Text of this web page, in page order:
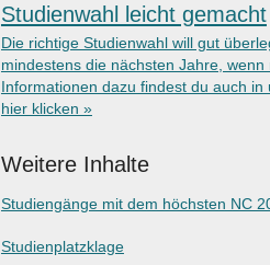
Studienwahl leicht gemacht
Die richtige Studienwahl will gut
mindestens die nächsten Jahre, wenn
Informationen dazu findest du auch in
hier klicken »
Weitere Inhalte
Studiengänge mit dem höchsten NC
Studienplatzklage